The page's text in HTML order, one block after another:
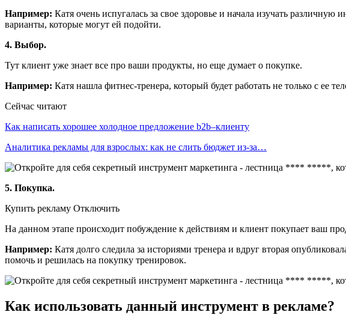
Например: Катя очень испугалась за свое здоровье и начала изучать
варианты, которые могут ей подойти.
4. Выбор.
Тут клиент уже знает все про ваши продукты, но еще думает о покупке.
Например: Катя нашла фитнес-тренера, который будет работать не только с ее
Сейчас читают
Как написать хорошее холодное предложение b2b–клиенту
Аналитика рекламы для взрослых: как не слить бюджет из-за…
5. Покупка.
Купить рекламу Отключить
На данном этапе происходит побуждение к действиям и клиент покупает ваш
Например: Катя долго следила за историями тренера и вдруг вторая
помочь и решилась на покупку тренировок.
Как использовать данный инструмент в рекламе?